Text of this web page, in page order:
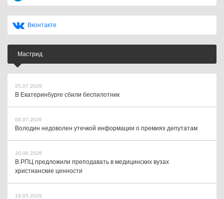
Вконтакте
Мастрид
25.07.2026
В Екатеринбурге сбили беспилотник
08.07.2026
Володин недоволен утечкой информации о премиях депутатам
30.06.2026
В РПЦ предложили преподавать в медицинских вузах
христианские ценности
19.05.2026